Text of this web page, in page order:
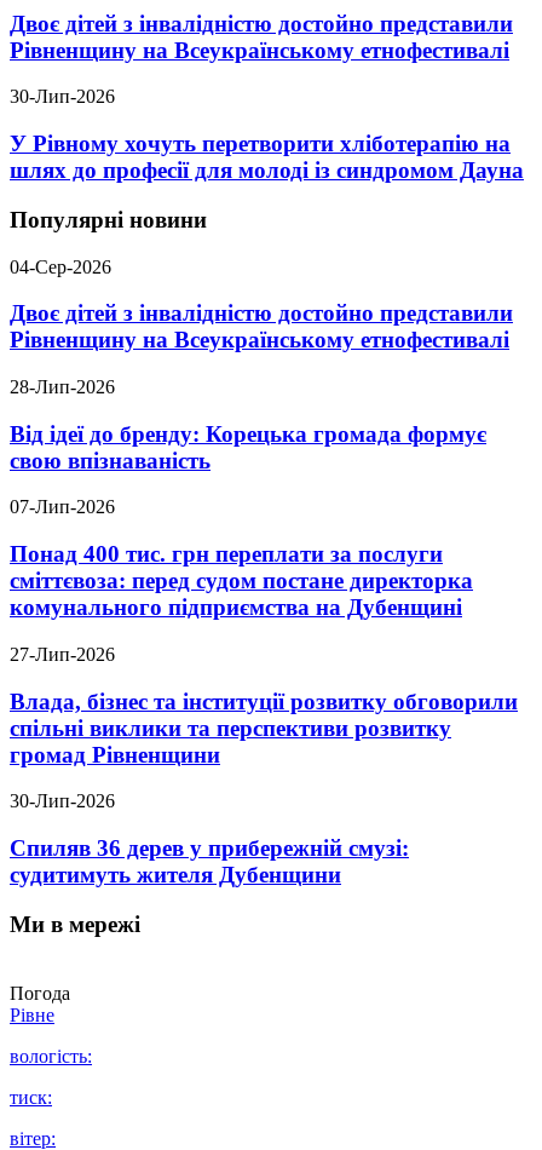
Двоє дітей з інвалідністю достойно представили
Рівненщину на Всеукраїнському етнофестивалі
30-Лип-2026
У Рівному хочуть перетворити хліботерапію на
шлях до професії для молоді із синдромом Дауна
Популярні новини
04-Сер-2026
Двоє дітей з інвалідністю достойно представили
Рівненщину на Всеукраїнському етнофестивалі
28-Лип-2026
Від ідеї до бренду: Корецька громада формує
свою впізнаваність
07-Лип-2026
Понад 400 тис. грн переплати за послуги
сміттєвоза: перед судом постане директорка
комунального підприємства на Дубенщині
27-Лип-2026
Влада, бізнес та інституції розвитку обговорили
спільні виклики та перспективи розвитку
громад Рівненщини
30-Лип-2026
Спиляв 36 дерев у прибережній смузі:
судитимуть жителя Дубенщини
Ми в мережі
Погода
Рівне
вологість:
тиск:
вітер: